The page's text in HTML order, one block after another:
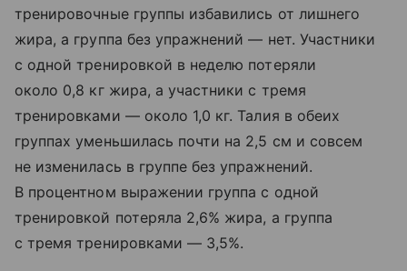
тренировочные группы избавились от лишнего
жира, а группа без упражнений — нет. Участники
с одной тренировкой в неделю потеряли
около 0,8 кг жира, а участники с тремя
тренировками — около 1,0 кг. Талия в обеих
группах уменьшилась почти на 2,5 см и совсем
не изменилась в группе без упражнений.
В процентном выражении группа с одной
тренировкой потеряла 2,6% жира, а группа
с тремя тренировками — 3,5%.